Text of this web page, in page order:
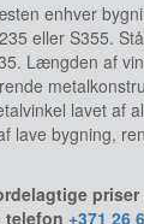
enhver
eller S355.
Længden af
lavet af
lave bygning,
+371 26